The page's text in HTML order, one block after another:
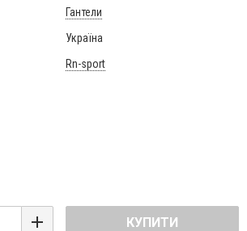
Гантели
Україна
Rn-sport
КУПИТИ